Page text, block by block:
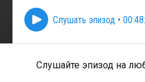
Слушать эпизод •
Слушайте эпизод на